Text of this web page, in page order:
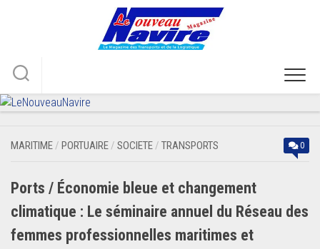
MARITIME / PORTUAIRE / SOCIETE / TRANSPORTS 0
Ports / Économie bleue et changement
climatique : Le séminaire annuel du Réseau des
femmes professionnelles maritimes et